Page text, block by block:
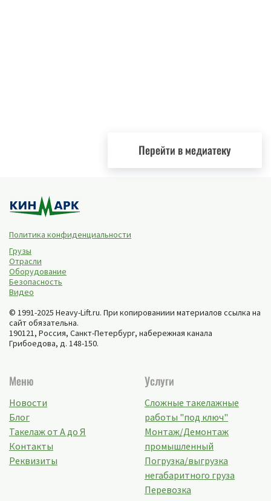
Перейти в медиатеку
Политика конфиденциальности
Грузы
Отрасли
Оборудование
Безопасность
Видео
© 1991-2025 Heavy-Lift.ru. При копированиии материалов ссылка на
сайт обязательна.
190121, Россия, Санкт-Петербург, набережная канала
Грибоедова, д. 148-150.
Меню
Новости
Блог
Такелаж от А до Я
Контакты
Реквизиты
Услуги
Сложные такелажные
работы "под ключ"
Монтаж/Демонтаж
промышленный
Погрузка/выгрузка
негабаритного груза
Перевозка